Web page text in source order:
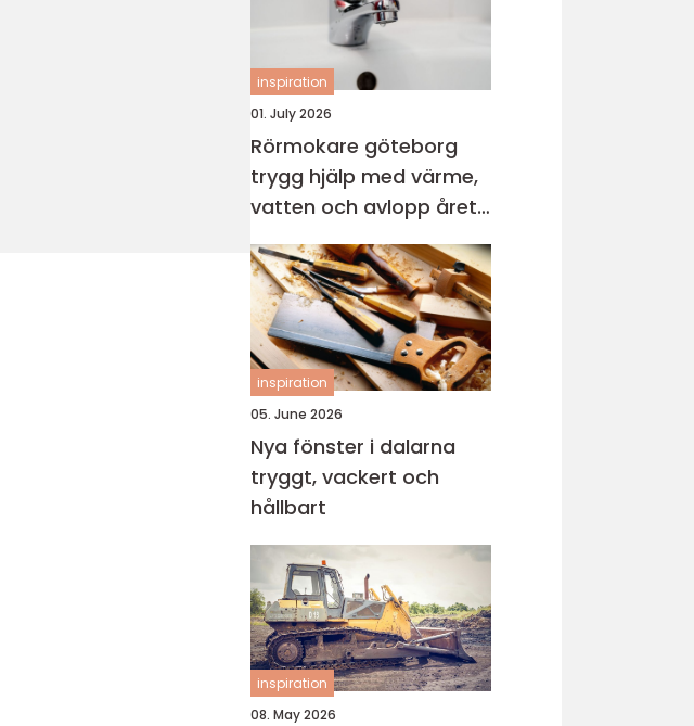
inspiration
01. July 2026
Rörmokare göteborg
trygg hjälp med värme,
vatten och avlopp året
runt
inspiration
05. June 2026
Nya fönster i dalarna
tryggt, vackert och
hållbart
inspiration
08. May 2026